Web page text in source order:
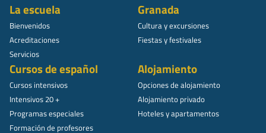
La escuela
Bienvenidos
Acreditaciones
Servicios
Granada
Cultura y excursiones
Fiestas y festivales
Cursos de español
Cursos intensivos
Intensivos 20 +
Programas especiales
Formación de profesores
Alojamiento
Opciones de alojamiento
Alojamiento privado
Hoteles y apartamentos